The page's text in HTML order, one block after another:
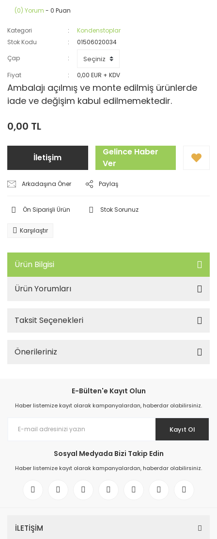
(0) Yorum - 0 Puan
Kategori
Kondenstoplar
Stok Kodu
01506020034
Çap
Fiyat 0,00 EUR + KDV
Ambalajı açılmış ve monte edilmiş ürünlerde
iade ve değişim kabul edilmemektedir.
0,00 TL
İletişim
Gelince Haber
Ver
Arkadaşına Öner Paylaş
Ön Siparişli Ürün Stok Sorunuz
Karşılaştır
Ürün Bilgisi
Ürün Yorumları
Taksit Seçenekleri
Önerileriniz
E-Bülten'e Kayıt Olun
Haber listemize kayıt olarak kampanyalardan, haberdar olabilirsiniz.
Kayıt Ol
Sosyal Medyada Bizi Takip Edin
Haber listemize kayıt olarak kampanyalardan, haberdar olabilirsiniz.
İLETİŞİM